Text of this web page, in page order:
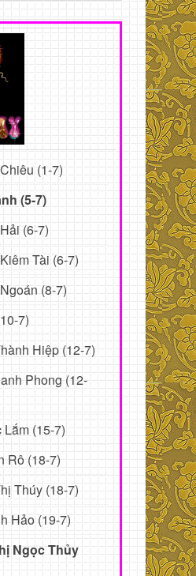
(1-7)
(5-7)
(6-7)
Tài (6-7)
(8-7)
7)
Hiệp (12-7)
Phong (12-
(15-7)
Rô (18-7)
Thúy (18-7)
Hảo (19-7)
Ngọc Thủy